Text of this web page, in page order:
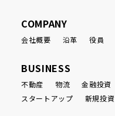
COMPANY
会社概要 沿革 役員
BUSINESS
不動産 物流 金融投資
スタートアップ
新規投資